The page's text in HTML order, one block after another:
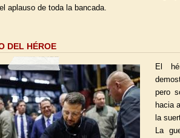
aplauso de toda la bancada.
DEL HÉROE
El
pero
hacia
la
La